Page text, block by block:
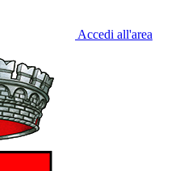
Accedi all'area